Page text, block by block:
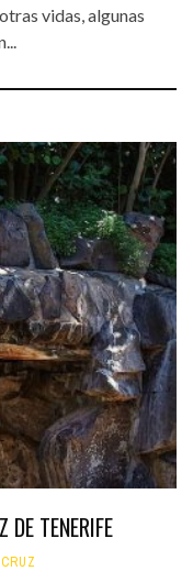
vidas, algunas
TENERIFE